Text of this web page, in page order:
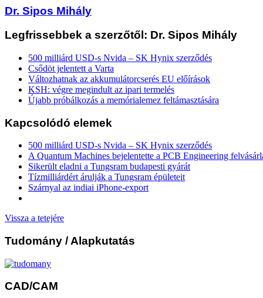
Dr. Sipos Mihály
Legfrissebbek a szerzőtől: Dr. Sipos Mihály
500 milliárd USD-s Nvida – SK Hynix szerződés
Csődöt jelentett a Varta
Változhatnak az akkumulátorcserés EU előírások
KSH: végre megindult az ipari termelés
Újabb próbálkozás a memórialemez feltámasztására
Kapcsolódó elemek
500 milliárd USD-s Nvida – SK Hynix szerződés
A Quantum Machines bejelentette a PCB Engineering
Sikerült eladni a Tungsram budapesti gyárát
Tízmilliárdért árulják a Tungsram épületeit
Szárnyal az indiai iPhone-export
Vissza a tetejére
Tudomány / Alapkutatás
CAD/CAM